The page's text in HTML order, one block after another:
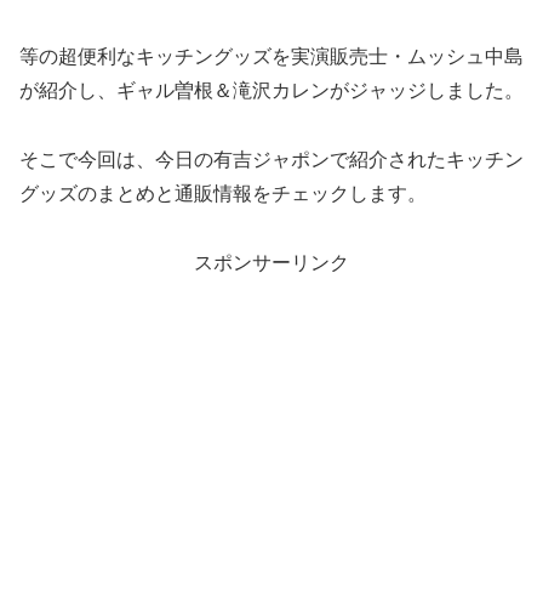
等の超便利なキッチングッズを実演販売士・ムッシュ中島
が紹介し、ギャル曽根＆滝沢カレンがジャッジしました。
そこで今回は、今日の有吉ジャポンで紹介されたキッチン
グッズのまとめと通販情報をチェックします。
スポンサーリンク